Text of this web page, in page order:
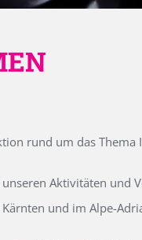
rund um das Thema
Aktivitäten und
und im Alpe-